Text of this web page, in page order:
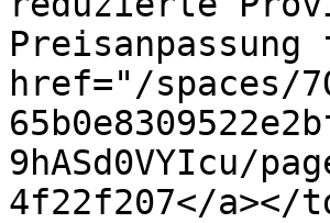
href="/spaces/
9hASd0VYIcu/
4f22f207</a></